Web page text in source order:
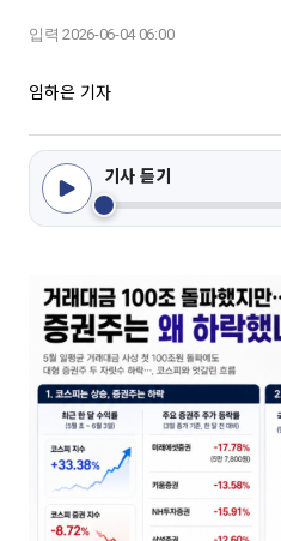
입력 2026-06-04 06:00
임하은 기자
기사 듣기